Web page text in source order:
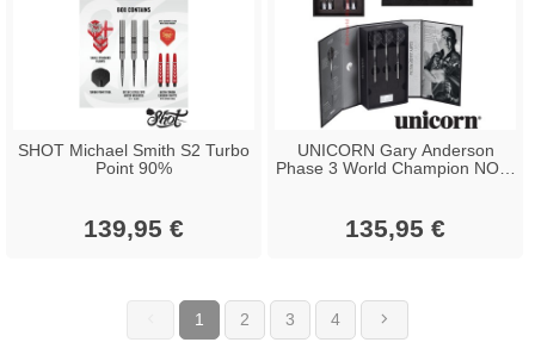
SHOT Michael Smith S2 Turbo
Point 90%
139,95 €
UNICORN Gary Anderson
Phase 3 World Champion NOIR
135,95 €
1 (current)
2 3 4